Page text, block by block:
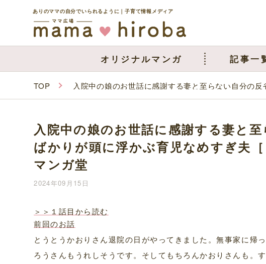
ありのママの自分でいられるように｜子育て情報メディア
オリジナルマンガ 記事一
TOP 入院中の娘のお世話に感謝する妻と至らない自分の
入院中の娘のお世話に感謝する妻と
ばかりが頭に浮かぶ育児なめすぎ夫
マンガ堂
2024年09月15日
＞＞１話目から読む
前回のお話
とうとうかおりさん退院の日がやってきました。無事家に帰
ろうさんもうれしそうです。そしてもちろんかおりさんも。